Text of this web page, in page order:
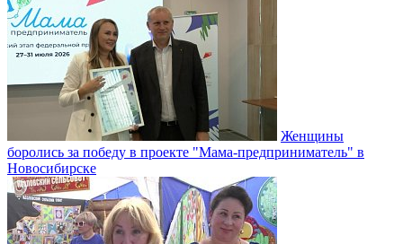
Женщины
боролись за победу в проекте "Мама-предприниматель" в
Новосибирске